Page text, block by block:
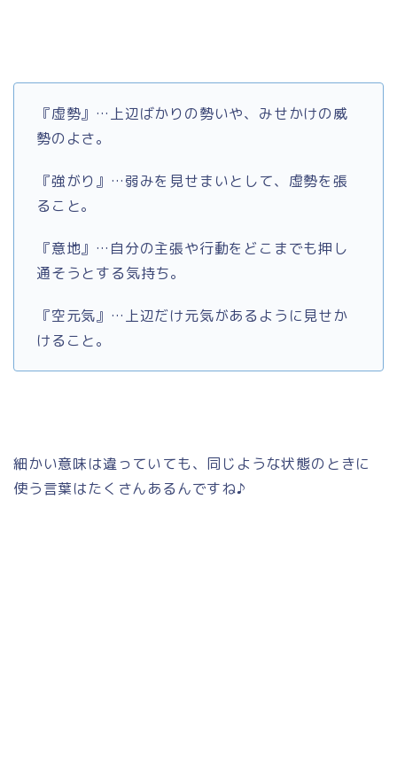
『虚勢』…上辺ばかりの勢いや、みせかけの威
勢のよさ。
『強がり』…弱みを見せまいとして、虚勢を張
ること。
『意地』…自分の主張や行動をどこまでも押し
通そうとする気持ち。
『空元気』…上辺だけ元気があるように見せか
けること。
細かい意味は違っていても、同じような状態のときに
使う言葉はたくさんあるんですね♪